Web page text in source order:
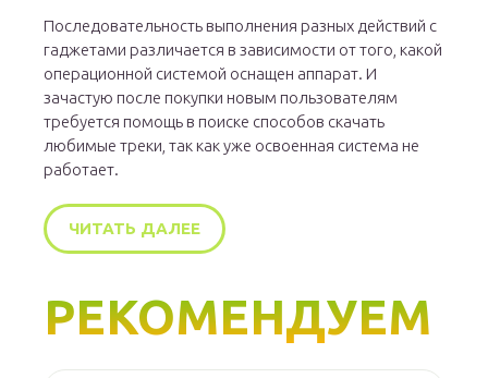
Последовательность выполнения разных действий с
гаджетами различается в зависимости от того, какой
операционной системой оснащен аппарат. И
зачастую после покупки новым пользователям
требуется помощь в поиске способов скачать
любимые треки, так как уже освоенная система не
работает.
ЧИТАТЬ ДАЛЕЕ
РЕКОМЕНДУЕМ